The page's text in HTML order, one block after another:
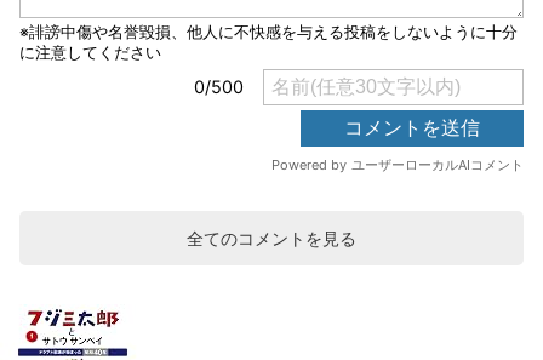
全てのコメントを見る